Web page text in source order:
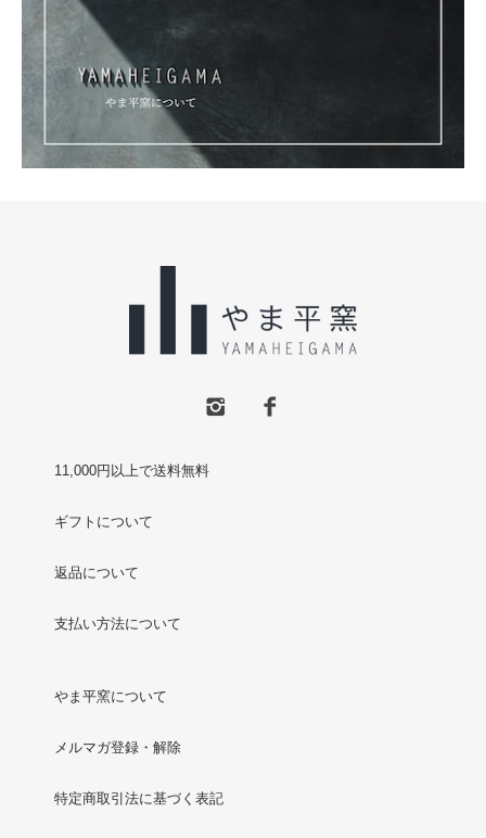
11,000円以上で送料無料
ギフトについて
返品について
支払い方法について
やま平窯について
メルマガ登録・解除
特定商取引法に基づく表記